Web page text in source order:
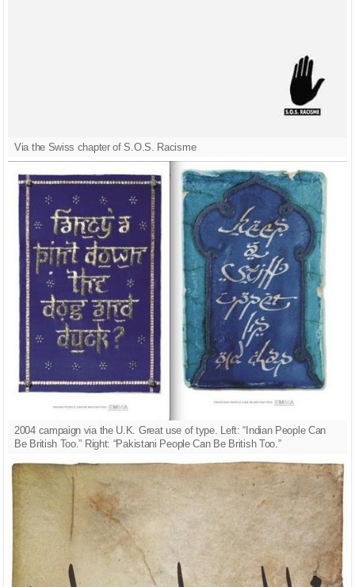
Via the Swiss chapter of S.O.S. Racisme
2004 campaign via the U.K. Great use of type. Left: “Indian People Can
Be British Too.” Right: “Pakistani People Can Be British Too.”